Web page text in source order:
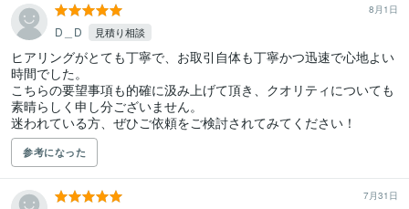
8月1日
D＿D 見積り相談
ヒアリングがとても丁寧で、お取引自体も丁寧かつ迅速で心地よい
時間でした。
こちらの要望事項も的確に汲み上げて頂き、クオリティについても
素晴らしく申し分ございません。
迷われている方、ぜひご依頼をご検討されてみてください！
参考になった
7月31日